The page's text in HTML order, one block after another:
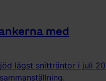
med
lägst snitträntor i juli